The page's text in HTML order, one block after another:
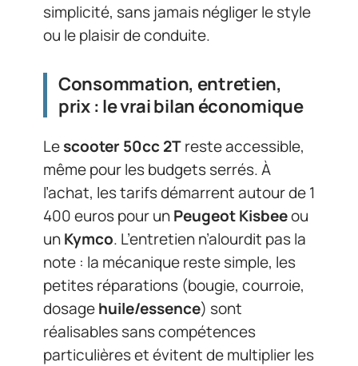
simplicité, sans jamais négliger le style
ou le plaisir de conduite.
Consommation, entretien,
prix : le vrai bilan économique
Lescooter 50cc 2Treste accessible,
même pour les budgets serrés. À
l’achat, les tarifs démarrent autour de 1
400 euros pour unPeugeot Kisbeeou
unKymco. L’entretien n’alourdit pas la
note : la mécanique reste simple, les
petites réparations (bougie, courroie,
dosagehuile/essence) sont
réalisables sans compétences
particulières et évitent de multiplier les